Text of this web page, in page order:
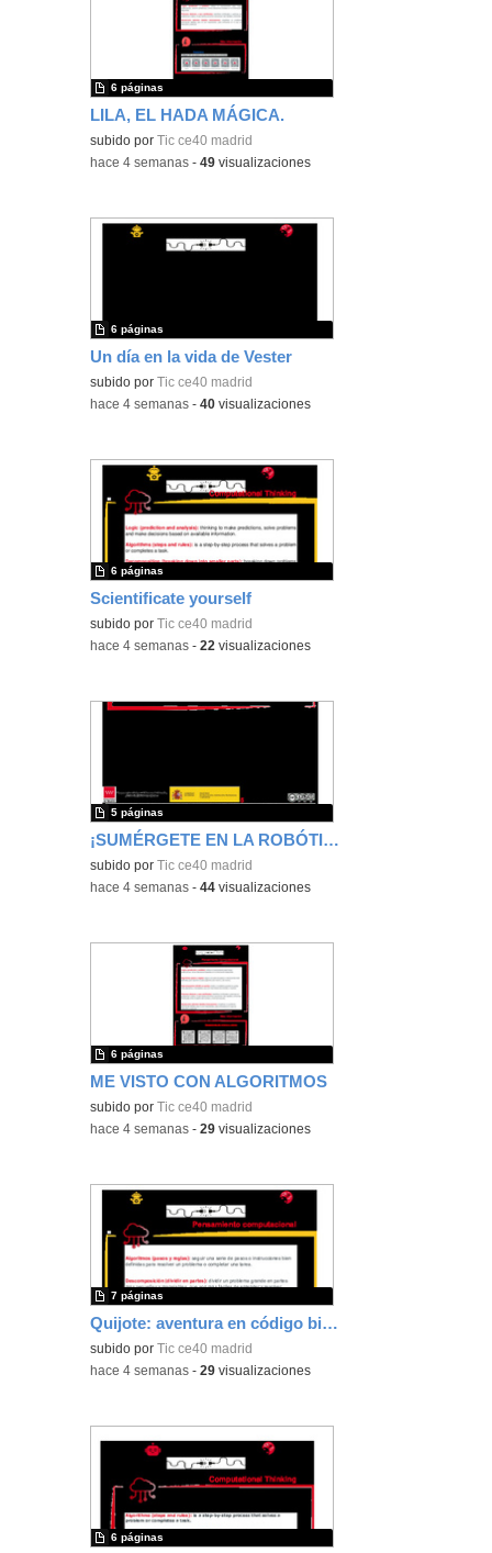
LILA, EL HADA MÁGICA.
subido por Tic ce40 madrid
6 páginas
-hace 4 semanas -49 visualizaciones
Un día en la vida de Vester
subido por Tic ce40 madrid
6 páginas
-hace 4 semanas -40 visualizaciones
Scientificate yourself
subido por Tic ce40 madrid
6 páginas
-hace 4 semanas -22 visualizaciones
¡SUMÉRGETE EN LA ROBÓTICA: une los animales marinos!
subido por Tic ce40 madrid
5 páginas
-hace 4 semanas -44 visualizaciones
ME VISTO CON ALGORITMOS
subido por Tic ce40 madrid
6 páginas
-hace 4 semanas -29 visualizaciones
Quijote: aventura en código binario
subido por Tic ce40 madrid
7 páginas
-hace 4 semanas -29 visualizaciones
6 páginas